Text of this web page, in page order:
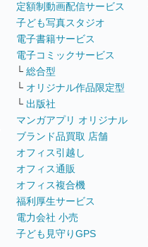
定額制動画配信サービス
子ども写真スタジオ
電子書籍サービス
電子コミックサービス
└ 総合型
└ オリジナル作品限定型
└ 出版社
マンガアプリ オリジナル
ブランド品買取 店舗
オフィス引越し
オフィス通販
オフィス複合機
福利厚生サービス
電力会社 小売
子ども見守りGPS